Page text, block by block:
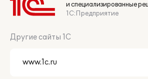
и специализированные
1С:Предприятие
Другие сайты 1С